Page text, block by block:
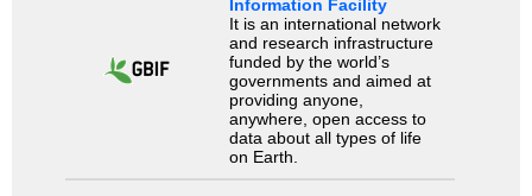
Information Facility
It is an international network
and research infrastructure
funded by the world’s
governments and aimed at
providing anyone,
anywhere, open access to
data about all types of life
on Earth.